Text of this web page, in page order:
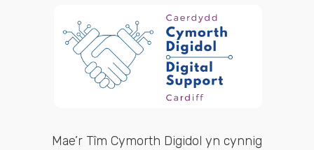
Mae’r Tîm Cymorth Digidol yn cynnig